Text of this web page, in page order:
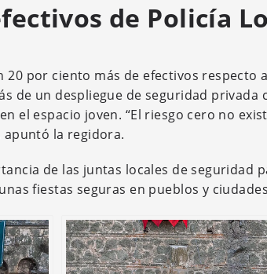
de Policía
por ciento más de efectivos respecto
de un despliegue de seguridad privada
el espacio joven. “El riesgo cero no
la regidora.
de las juntas locales de seguridad
fiestas seguras en pueblos y